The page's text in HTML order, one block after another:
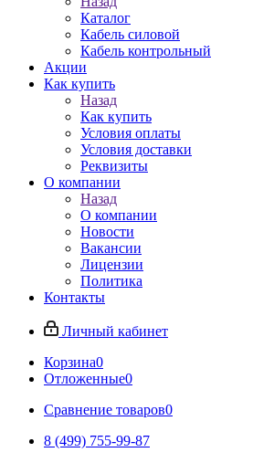
Каталог
Кабель силовой
Кабель контрольный
Акции
Как купить
Назад
Как купить
Условия оплаты
Условия доставки
Реквизиты
О компании
Назад
О компании
Новости
Вакансии
Лицензии
Политика
Контакты
Личный кабинет
Корзина0
Отложенные0
Сравнение товаров0
8 (499) 755-99-87